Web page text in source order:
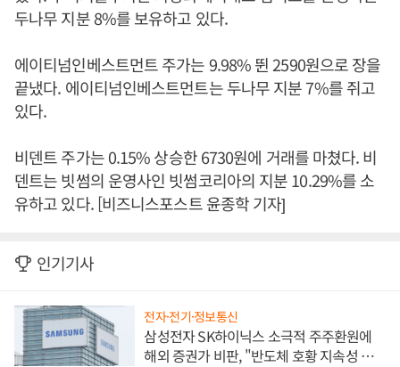
두나무 지분 8%를 보유하고 있다.
에이티넘인베스트먼트 주가는 9.98% 뛴 2590원으로 장을
끝냈다. 에이티넘인베스트먼트는 두나무 지분 7%를 쥐고
있다.
비덴트 주가는 0.15% 상승한 6730원에 거래를 마쳤다. 비
덴트는 빗썸의 운영사인 빗썸코리아의 지분 10.29%를 소
유하고 있다. [비즈니스포스트 윤종학 기자]
인기기사
전자·전기·정보통신
삼성전자 SK하이닉스 소극적 주주환원에
해외 증권가 비판, "반도체 호황 지속성 의